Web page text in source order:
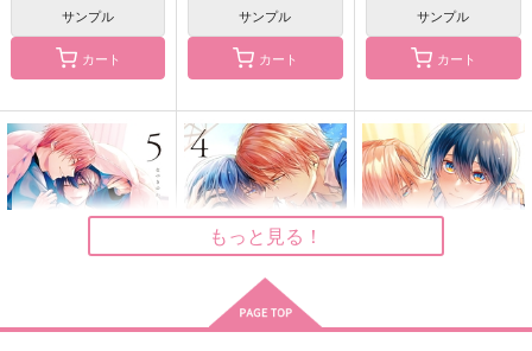
サンプル
作品詳細
サンプル
作品詳細
サンプル
作品詳細
サンプル
カート
サンプル
カート
サンプル
カート
もっと見る！